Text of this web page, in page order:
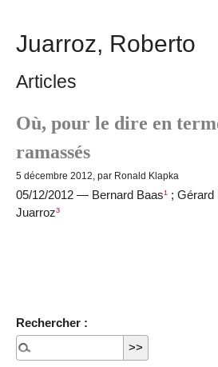
Juarroz, Roberto
Articles
Où, pour le dire en
ramassés
5 décembre 2012, par Ronald Klapka
05/12/2012 — Bernard Baas¹ ; Gérard
Juarroz³
Rechercher :